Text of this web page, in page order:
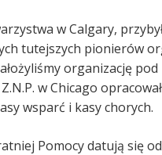
w Calgary,
tutejszych pionierów
organizację
w Chicago
wsparć i kasy chorych.
Pomocy datują się